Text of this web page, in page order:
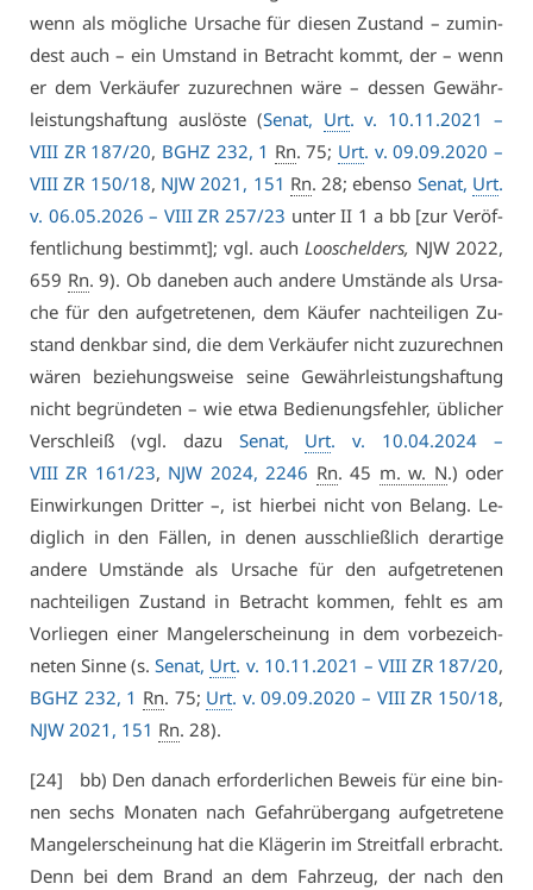
wenn als mög­li­che Ur­sa­che für die­sen Zu­stand – zu­min­
dest auch – ein Um­stand in Be­tracht kommt, der – wenn
er dem Ver­käu­fer zu­zu­rech­nen wä­re – des­sen Ge­währ­
leis­tungs­haf­tung aus­lös­te (Se­nat, Urt. v. 10.11.2021 –
VI­II ZR 187/20, BGHZ 232, 1 Rn. 75; Urt. v. 09.09.2020 –
VI­II ZR 150/18, NJW 2021, 151 Rn. 28; eben­so Se­nat, Urt.
v. 06.05.2026 – VI­II ZR 257/23 un­ter II 1 a bb [zur Ver­öf­
fent­li­chung be­stimmt]; vgl. auch Loo­schel­ders, NJW 2022,
659 Rn. 9). Ob da­ne­ben auch an­de­re Um­stän­de als Ur­sa­
che für den auf­ge­tre­te­nen, dem Käu­fer nach­tei­li­gen Zu­
stand denk­bar sind, die dem Ver­käu­fer nicht zu­zu­rech­nen
wä­ren be­zie­hungs­wei­se sei­ne Ge­währ­leis­tungs­haf­tung
nicht be­grün­de­ten – wie et­wa Be­die­nungs­feh­ler, üb­li­cher
Ver­schleiß (vgl. da­zu Se­nat, Urt. v. 10.04.2024 –
VI­II ZR 161/23, NJW 2024, 2246 Rn. 45 m. w. N.) oder
Ein­wir­kun­gen Drit­ter –, ist hier­bei nicht von Be­lang. Le­
dig­lich in den Fäl­len, in de­nen aus­schließ­lich der­ar­ti­ge
an­de­re Um­stän­de als Ur­sa­che für den auf­ge­tre­te­nen
nach­tei­li­gen Zu­stand in Be­tracht kom­men, fehlt es am
Vor­lie­gen ei­ner Man­gel­er­schei­nung in dem vor­be­zeich­
ne­ten Sin­ne (s.Se­nat, Urt. v. 10.11.2021 – VI­II ZR 187/20,
BGHZ 232, 1 Rn. 75; Urt. v. 09.09.2020 – VI­II ZR 150/18,
NJW 2021, 151 Rn. 28).
[24] bb) Den da­nach er­for­der­li­chen Be­weis für ei­ne bin­
nen sechs Mo­na­ten nach Ge­fahr­über­gang auf­ge­tre­te­ne
Man­gel­er­schei­nung hat die Klä­ge­rin im Streit­fall er­bracht.
Denn bei dem Brand an dem Fahr­zeug, der nach den